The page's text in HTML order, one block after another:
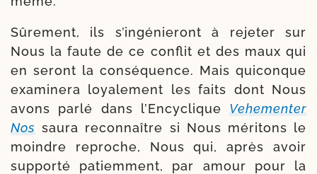
Sûrement, ils s’ingénieront à reje­ter sur
Nous la faute de ce conflit et des maux qui
en seront la consé­quence. Mais qui­conque
exa­mi­ne­ra loya­le­ment les faits dont Nous
avons par­lé dans l’Encyclique Vehementer
Nos sau­ra recon­naître si Nous méri­tons le
moindre reproche, Nous qui, après avoir
sup­por­té patiem­ment, par amour pour la